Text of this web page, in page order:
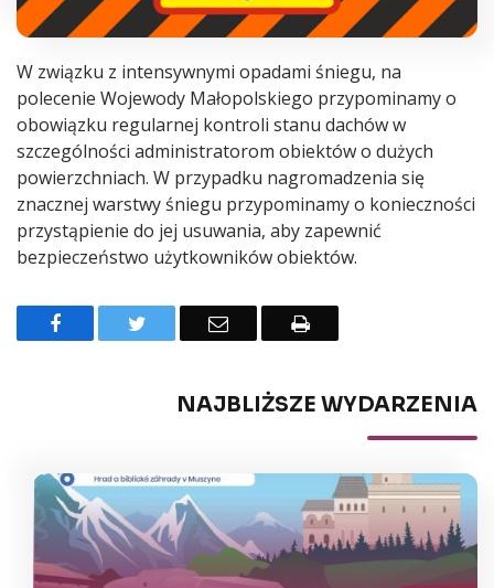
W związku z intensywnymi opadami śniegu, na
polecenie Wojewody Małopolskiego przypominamy o
obowiązku regularnej kontroli stanu dachów w
szczególności administratorom obiektów o dużych
powierzchniach. W przypadku nagromadzenia się
znacznej warstwy śniegu przypominamy o konieczności
przystąpienie do jej usuwania, aby zapewnić
bezpieczeństwo użytkowników obiektów.
FacebookTwitter Email Drukuj
NAJBLIŻSZE WYDARZENIA